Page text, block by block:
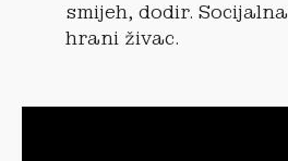
smijeh, dodir.
hrani živac.